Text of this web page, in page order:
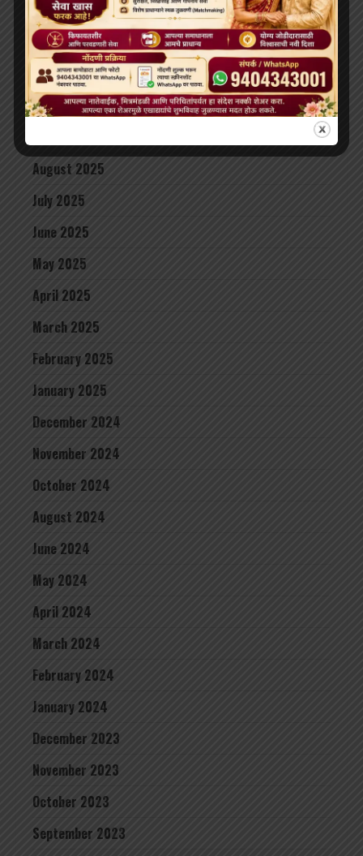
January 2026
December 2025
November 2025
October 2025
August 2025
July 2025
June 2025
May 2025
April 2025
March 2025
February 2025
January 2025
December 2024
November 2024
October 2024
August 2024
June 2024
May 2024
April 2024
March 2024
February 2024
January 2024
December 2023
November 2023
October 2023
September 2023